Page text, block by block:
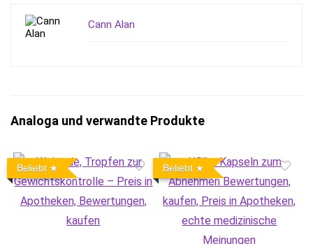
Cann Alan
Analoga und verwandte Produkte
Beliebt Beliebt